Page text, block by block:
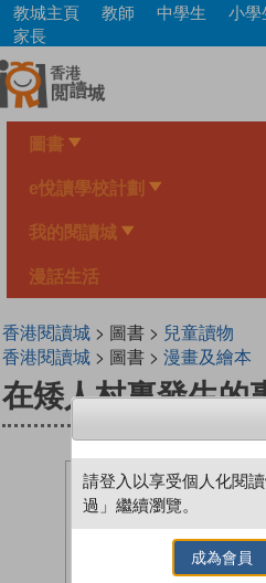
Skip
main
content
教城主頁 教師 中學生
小學
家長
圖書
e悅讀學校計劃
我的閱讀城
漫話生活
香港閱讀城> 圖書 > 兒童讀物
香港閱讀城> 圖書 > 漫畫及繪本
在矮人村裏發生的
請登入以享受個人化閱
過」繼續瀏覽。
成為會員